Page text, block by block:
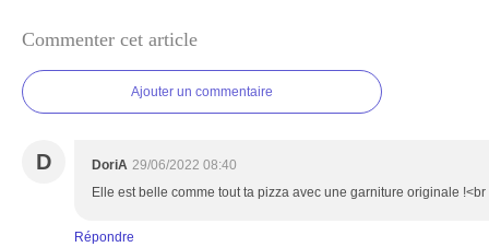
Commenter cet article
Ajouter un commentaire
D DoriA 29/06/2022 08:40
Elle est belle comme tout ta pizza avec une garniture originale
Répondre